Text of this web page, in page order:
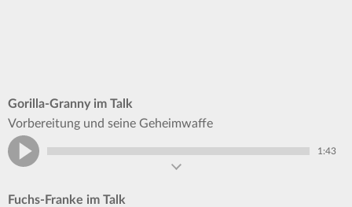
Gorilla-Granny im Talk
Vorbereitung und seine Geheimwaffe
1:43
Fuchs-Franke im Talk